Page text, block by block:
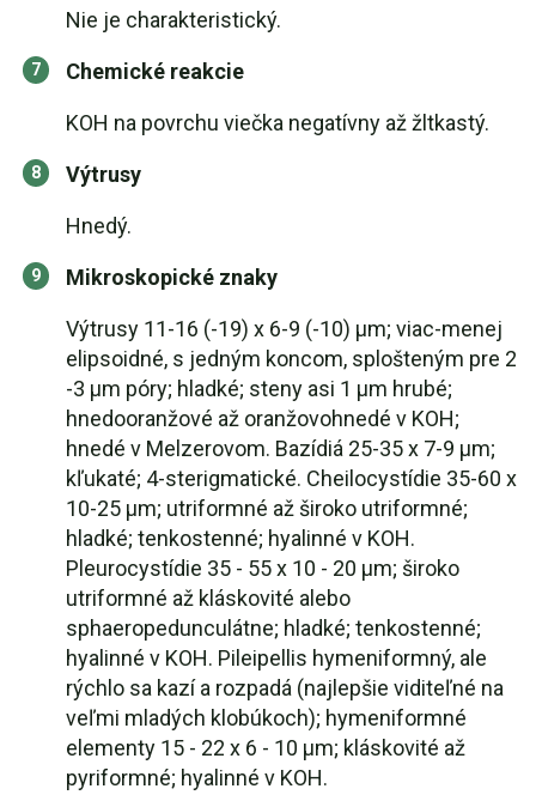
Nie je charakteristický.
Chemické reakcie
KOH na povrchu viečka negatívny až žltkastý.
Výtrusy
Hnedý.
Mikroskopické znaky
Výtrusy 11-16 (-19) x 6-9 (-10) µm; viac-menej
elipsoidné, s jedným koncom, splošteným pre 2
-3 µm póry; hladké; steny asi 1 µm hrubé;
hnedooranžové až oranžovohnedé v KOH;
hnedé v Melzerovom. Bazídiá 25-35 x 7-9 µm;
kľukaté; 4-sterigmatické. Cheilocystídie 35-60 x
10-25 µm; utriformné až široko utriformné;
hladké; tenkostenné; hyalinné v KOH.
Pleurocystídie 35 - 55 x 10 - 20 µm; široko
utriformné až kláskovité alebo
sphaeropedunculátne; hladké; tenkostenné;
hyalinné v KOH. Pileipellis hymeniformný, ale
rýchlo sa kazí a rozpadá (najlepšie viditeľné na
veľmi mladých klobúkoch); hymeniformné
elementy 15 - 22 x 6 - 10 µm; kláskovité až
pyriformné; hyalinné v KOH.